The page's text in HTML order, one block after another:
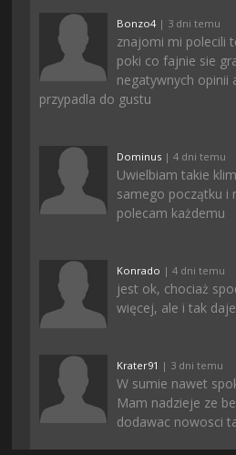
Bonzo4| 3 dni temu
znajomi mi polecili
poki co fajnie sie
negatywnych opinii
przypadla do gustu
Dominus | 4 dni temu
Uwielbiam takie
samego początku i
polecam każdemu
Konrado | 4 dni temu
jest ok, chociaż
więcej, ale i tak
Krater91 | 3 dni temu
W sumie nawet
Mam nadzieje ze
dodawac nowosci